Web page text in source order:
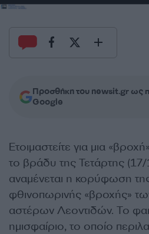
Προσθήκη του newsit.gr ως
Google
Ετοιμαστείτε για μια
το βράδυ της Τετάρτης
αναμένεται η κορύφωση
φθινοπωρινής «βροχής»
αστέρων Λεοντιδών. Το
ημισφαίριο, το οποίο